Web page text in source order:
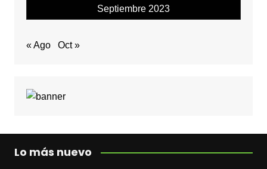
Septiembre 2023
« Ago Oct »
Lo más nuevo